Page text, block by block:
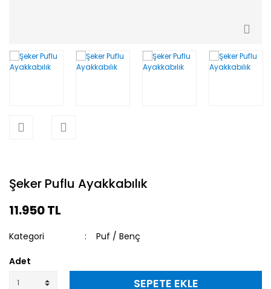
Şeker Puflu Ayakkabılık
11.950 TL
Kategori Puf / Benç
Adet
SEPETE EKLE